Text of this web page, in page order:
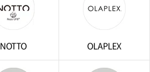
NOTTO OLAPLEX